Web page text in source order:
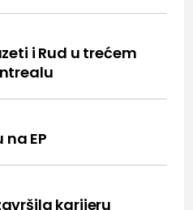
i Rud u trećem
EP
karijeru